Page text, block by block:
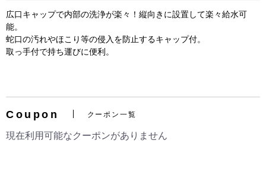
お買い物を続ける
広口キャップで内部の洗浄が楽々！縦向きに設置して楽々給水可
能。
蛇口の汚れやほこり等の侵入を防止するキャップ付。
取っ手付で持ち運びに便利。
Coupon クーポン一覧
現在利用可能なクーポンがありません